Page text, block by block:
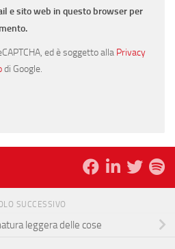
e sito web in questo browser per
ed è soggetto alla Privacy
di Google.
SUCCESSIVO
leggera delle cose